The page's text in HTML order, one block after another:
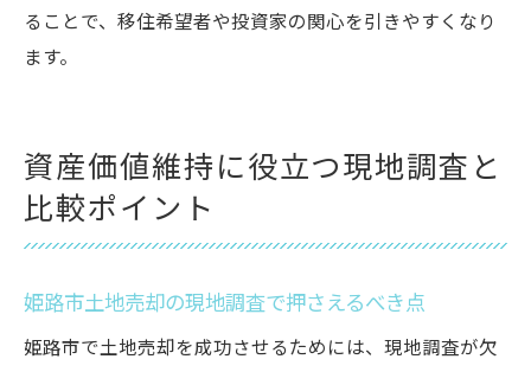
ることで、移住希望者や投資家の関心を引きやすくなり
ます。
資産価値維持に役立つ現地調査と
比較ポイント
姫路市土地売却の現地調査で押さえるべき点
姫路市で土地売却を成功させるためには、現地調査が欠